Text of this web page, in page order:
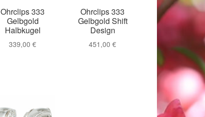
Ohrclips 333
Gelbgold
Halbkugel
339,00€
Ohrclips 333
Gelbgold Shift
Design
451,00€